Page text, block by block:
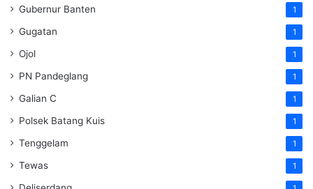
Gubernur Banten 1
Gugatan 1
Ojol 1
PN Pandeglang 1
Galian C 1
Polsek Batang Kuis 1
Tenggelam 1
Tewas 1